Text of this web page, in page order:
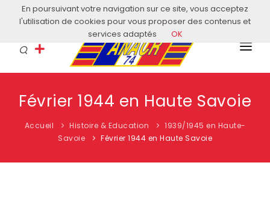
Courriel: contact@anacr74.fr
L’ANACR
EVÈNEMENTS
COMITÉS LOCAUX
Février 1944 en Haute Savoie
Accueil Histoire & Education
1939/1945 en Haute-
Savoie
Février 1944 en Haute Savoie
En poursuivant votre navigation sur ce site, vous acceptez
l'utilisation de cookies pour vous proposer des contenus et
services adaptés
OK